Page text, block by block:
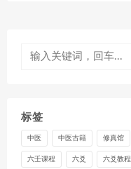
标签
中医 中医古籍 修真馆
六壬课程 六爻 六爻教程